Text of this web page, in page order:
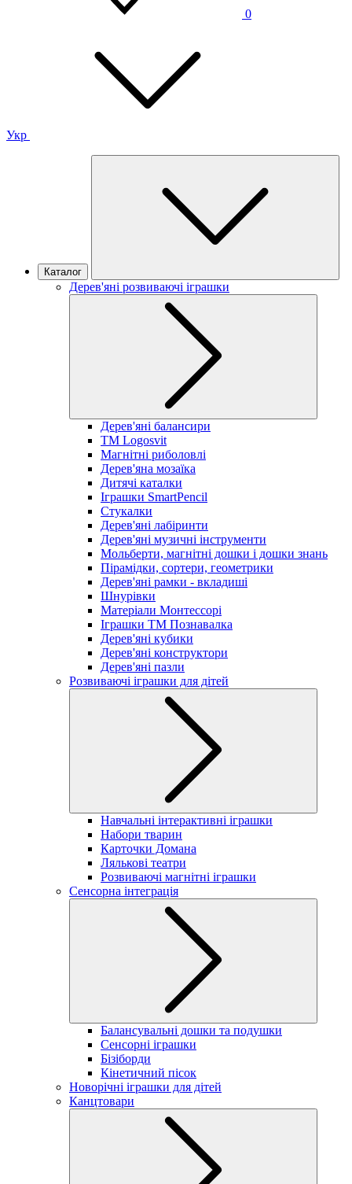
0
Укр
Каталог
Дерев'яні розвиваючі іграшки
Дерев'яні балансири
TM Logosvit
Магнітні риболовлі
Дерев'яна мозаїка
Дитячі каталки
Іграшки SmartPencil
Стукалки
Дерев'яні лабіринти
Дерев'яні музичні інструменти
Мольберти, магнітні дошки і дошки знань
Пірамідки, сортери, геометрики
Дерев'яні рамки - вкладиші
Шнурівки
Матеріали Монтессорі
Іграшки ТМ Познавалка
Дерев'яні кубики
Дерев'яні конструктори
Дерев'яні пазли
Розвиваючі іграшки для дітей
Навчальні інтерактивні іграшки
Набори тварин
Карточки Домана
Лялькові театри
Розвиваючі магнітні іграшки
Сенсорна інтеграція
Балансувальні дошки та подушки
Сенсорні іграшки
Бізіборди
Кінетичний пісок
Новорічні іграшки для дітей
Канцтовари